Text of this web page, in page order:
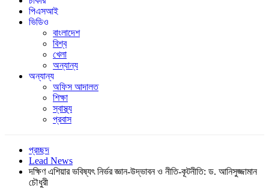
পিএসআই
ভিডিও
বাংলাদেশ
বিশ্ব
খেলা
অন্যান্য
অন্যান্য
অফিস আদালত
শিক্ষা
স্বাস্থ্য
প্রবাস
প্রচ্ছদ
Lead News
দক্ষিণ এশিয়ার ভবিষ্যৎ নির্ভর জ্ঞান-উদ্ভাবন ও নীতি-কূটনীতি: ড. আনিসুজ্জামান
চৌধুরী